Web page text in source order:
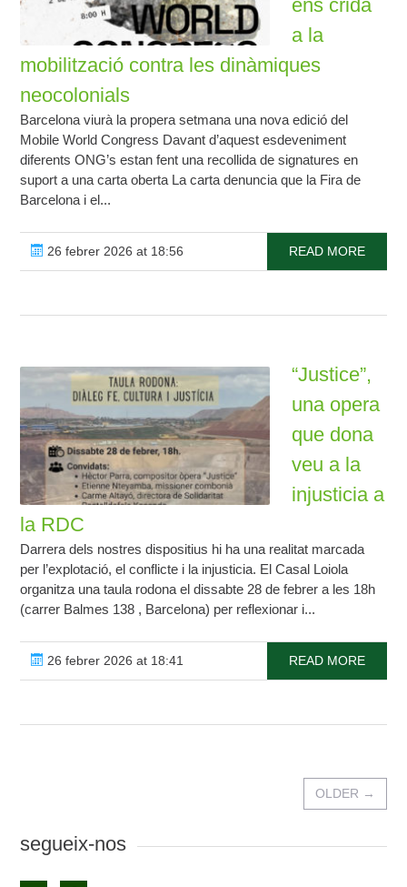
ens crida
a la
mobilització contra les dinàmiques
neocolonials
Barcelona viurà la propera setmana una nova edició del
Mobile World Congress Davant d’aquest esdeveniment
diferents ONG’s estan fent una recollida de signatures en
suport a una carta oberta La carta denuncia que la Fira de
Barcelona i el...
26 febrer 2026 at 18:56 READ MORE
“Justice”,
una opera
que dona
veu a la
injusticia a
la RDC
Darrera dels nostres dispositius hi ha una realitat marcada
per l’explotació, el conflicte i la injusticia. El Casal Loiola
organitza una taula rodona el dissabte 28 de febrer a les 18h
(carrer Balmes 138 , Barcelona) per reflexionar i...
26 febrer 2026 at 18:41 READ MORE
OLDER →
segueix-nos